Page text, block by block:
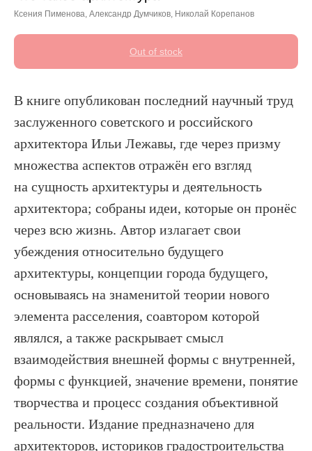
Ксения Пименова, Александр Думчиков, Николай Корепанов
Out of stock
В книге опубликован последний научный труд
заслуженного советского и российского
архитектора Ильи Лежавы, где через призму
множества аспектов отражён его взгляд
на сущность архитектуры и деятельность
архитектора; собраны идеи, которые он пронёс
через всю жизнь. Автор излагает свои
убеждения относительно будущего
архитектуры, концепции города будущего,
основываясь на знаменитой теории нового
элемента расселения, соавтором которой
являлся, а также раскрывает смысл
взаимодействия внешней формы с внутренней,
формы с функцией, значение времени, понятие
творчества и процесс создания объективной
реальности. Издание предназначено для
архитекторов, историков градостроительства